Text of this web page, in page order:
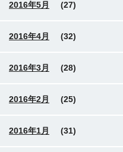
2016年5月 (27)
2016年4月 (32)
2016年3月 (28)
2016年2月 (25)
2016年1月 (31)